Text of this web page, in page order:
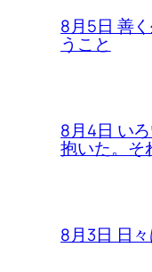
8月5日 善
うこと
8月4日 い
抱いた。そ
8月3日 日々